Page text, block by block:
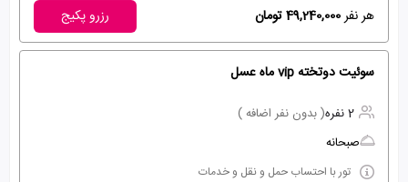
هر نفر49,240,000 تومان رزرو پکیج
سوئیت دوتخته vip ماه عسل
2 نفره
( بدون نفر اضافه )
صبحانه
تور با احتساب حمل و نقل و خدمات